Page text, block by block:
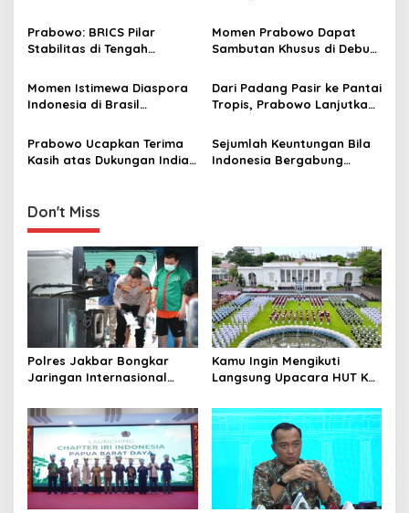
a
i
n
Khamenei
BRICS, Buka Banyak
Peluang Kerja Sama
Prabowo: BRICS Pilar
Stabilitas di Tengah
Momen Prabowo Dapat
Sambutan Khusus di Debut
Momen Istimewa Diaspora
Indonesia di Brasil
Prabowo: Senang Sekali
Bisa Sambut Presiden
Dari Padang Pasir ke Pantai
Tropis, Prabowo Lanjutkan
Prabowo Ucapkan Terima
Kasih atas Dukungan India
Sejumlah Keuntungan Bila
Indonesia Bergabung
Don't Miss
Polres Jakbar Bongkar
Jaringan Internasional
Narkoba, 7 Tersangka
Diringkus dan Barang Bukti
1,1 Ton Rp119 Miliar
Dimusnahkan
Kamu Ingin Mengikuti
Langsung Upacara HUT Ke-
Istana? Ini Link
Pendaftaran Resminya di
Sini